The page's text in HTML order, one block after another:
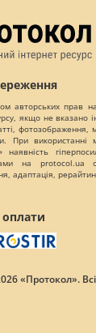
авторських прав
якщо не вказано
При
наявність
на protocol.ua
адаптація,
«Протокол».